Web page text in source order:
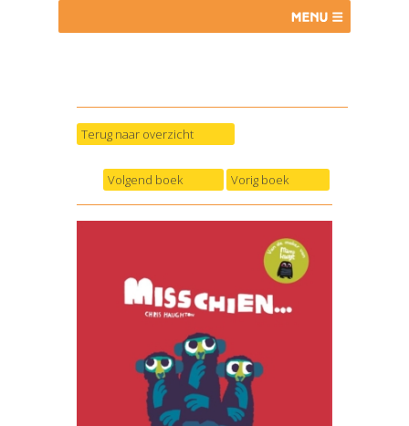
Terug naar overzicht
Volgend boek Vorig boek